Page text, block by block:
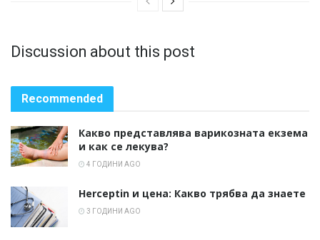
Discussion about this post
Recommended
Какво представлява варикозната екзема
и как се лекува?
4 ГОДИНИ AGO
Herceptin и цена: Какво трябва да знаете
3 ГОДИНИ AGO